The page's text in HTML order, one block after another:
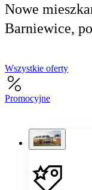
Nowe
Barniewice,
Wszystkie oferty
Promocyjne